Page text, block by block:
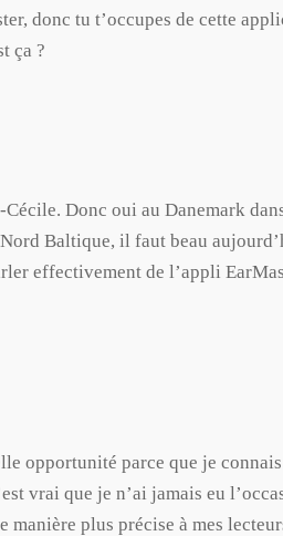
donc tu t’occupes de cette
ça ?
Donc oui au Danemark
Baltique, il faut beau
effectivement de l’appli
opportunité parce que je
vrai que je n’ai jamais eu
manière plus précise à mes